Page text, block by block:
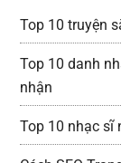
Top 10 truyện
Top 10 danh
nhận
Top 10 nhạc sĩ